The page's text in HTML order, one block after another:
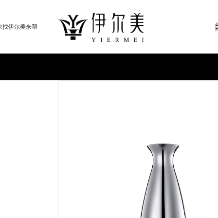
找伊尔美来帮